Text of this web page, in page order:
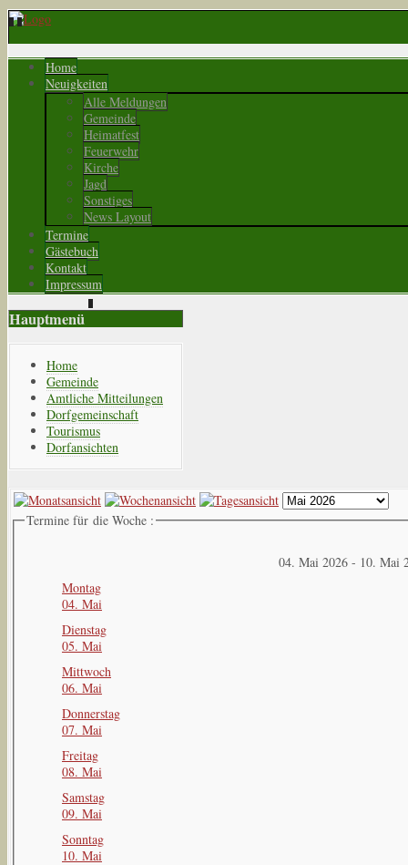
Home
Neuigkeiten
Alle Meldungen
Gemeinde
Heimatfest
Feuerwehr
Kirche
Jagd
Sonstiges
News Layout
Termine
Gästebuch
Kontakt
Impressum
Hauptmenü
Home
Gemeinde
Amtliche Mitteilungen
Dorfgemeinschaft
Tourismus
Dorfansichten
Termine für die Woche :
04. Mai 2026 - 10. Mai
Montag
04. Mai
Dienstag
05. Mai
Mittwoch
06. Mai
Donnerstag
07. Mai
Freitag
08. Mai
Samstag
09. Mai
Sonntag
10. Mai